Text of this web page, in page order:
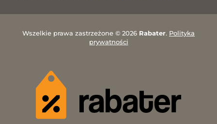
Wszelkie prawa zastrzeżone © 2026 Rabater. Polityka
prywatności